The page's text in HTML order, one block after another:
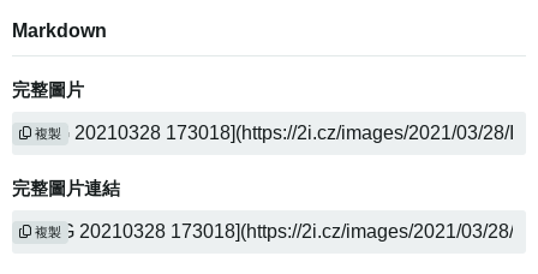
Markdown
完整圖片
複製
完整圖片連結
複製